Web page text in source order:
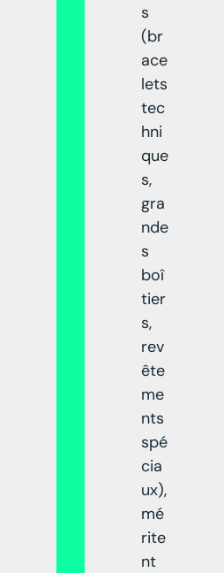
s
(br
ace
lets
tec
hni
que
s,
gra
nde
s
boî
tier
s,
rev
ête
me
nts
spé
cia
ux),
mé
rite
nt